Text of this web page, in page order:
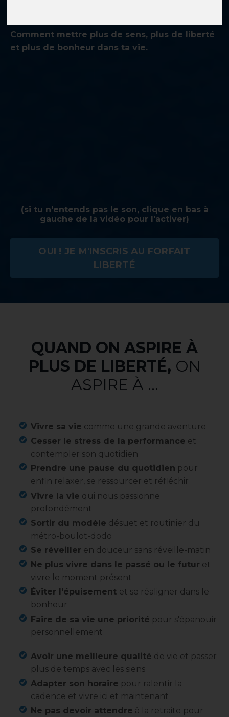
Comment mettre plus de sens, plus de liberté
et plus de bonheur dans ta vie.
(si tu n'entends pas le son, clique en bas à
gauche de la vidéo pour l'activer)
OUI ! JE M'INSCRIS AU FORFAIT
LIBERTÉ
QUAND ON ASPIRE À
PLUS DE LIBERTÉ, ON
ASPIRE À ...
Vivre sa vie comme une grande aventure
Cesser le stress de la performance et
contempler son quotidien
Prendre une pause du quotidien pour
enfin relaxer, se ressourcer et réfléchir
Vivre la vie qui nous passionne
profondément
Sortir du modèle désuet et routinier du
métro-boulot-dodo
Se réveiller en douceur sans réveille-matin
Ne plus vivre dans le passé ou le futur et
vivre le moment présent
Éviter l'épuisement et se réaligner dans le
bonheur
Faire de sa vie une priorité pour s'épanouir
personnellement
Avoir une meilleure qualité de vie et passer
plus de temps avec les siens
Adapter son horaire pour ralentir la
cadence et vivre ici et maintenant
Ne pas devoir attendre à la retraite pour